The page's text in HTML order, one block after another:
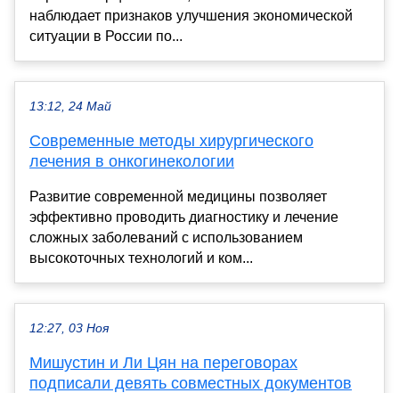
наблюдает признаков улучшения экономической
ситуации в России по...
13:12, 24 Май
Современные методы хирургического
лечения в онкогинекологии
Развитие современной медицины позволяет
эффективно проводить диагностику и лечение
сложных заболеваний с использованием
высокоточных технологий и ком...
12:27, 03 Ноя
Мишустин и Ли Цян на переговорах
подписали девять совместных документов